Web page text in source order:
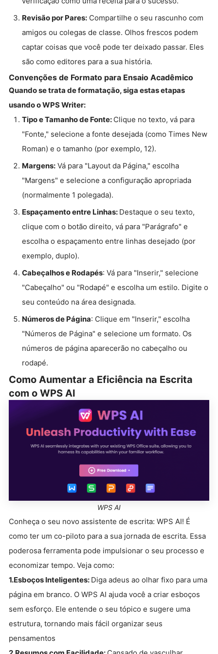
Revisão por Pares: Compartilhe o seu rascunho com
amigos ou colegas de classe. Olhos frescos podem
captar coisas que você pode ter deixado passar. Eles
são como editores para a sua história.
Convenções de Formato para Ensaio Acadêmico
Quando se trata de formatação, siga estas etapas
usando o WPS Writer:
Tipo e Tamanho de Fonte: Clique no texto, vá para
"Fonte," selecione a fonte desejada (como Times New
Roman) e o tamanho (por exemplo, 12).
Margens: Vá para "Layout da Página," escolha
"Margens" e selecione a configuração apropriada
(normalmente 1 polegada).
Espaçamento entre Linhas: Destaque o seu texto,
clique com o botão direito, vá para "Parágrafo" e
escolha o espaçamento entre linhas desejado (por
exemplo, duplo).
Cabeçalhos e Rodapés: Vá para "Inserir," selecione
"Cabeçalho" ou "Rodapé" e escolha um estilo. Digite o
seu conteúdo na área designada.
Números de Página: Clique em "Inserir," escolha
"Números de Página" e selecione um formato. Os
números de página aparecerão no cabeçalho ou
rodapé.
Como Aumentar a Eficiência na Escrita
com o WPS AI
WPS AI
Conheça o seu novo assistente de escrita: WPS AI! É
como ter um co-piloto para a sua jornada de escrita. Essa
poderosa ferramenta pode impulsionar o seu processo e
economizar tempo. Veja como:
1.Esboços Inteligentes: Diga adeus ao olhar fixo para uma
página em branco. O WPS AI ajuda você a criar esboços
sem esforço. Ele entende o seu tópico e sugere uma
estrutura, tornando mais fácil organizar seus
pensamentos